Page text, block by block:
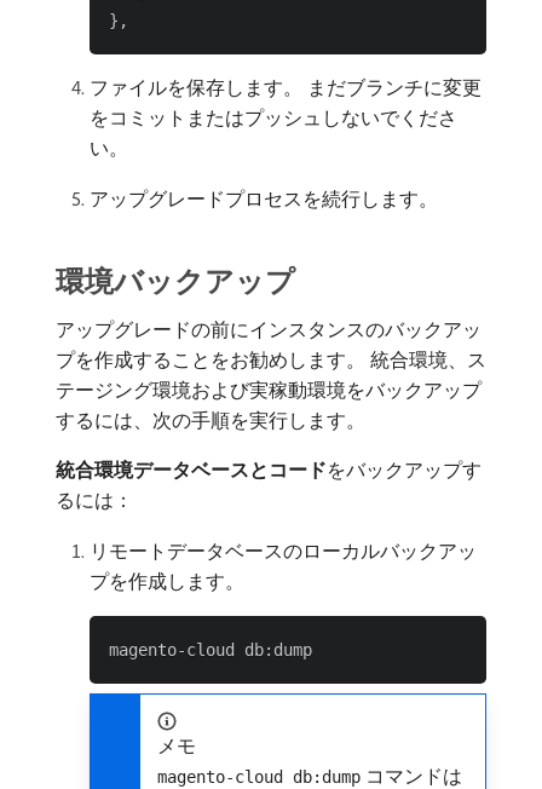
ファイルを保存します。 まだブランチに変更
をコミットまたはプッシュしないでくださ
い。
アップグレードプロセスを続行します。
環境バックアップ
アップグレードの前にインスタンスのバックアッ
プを作成することをお勧めします。 統合環境、ス
テージング環境および実稼動環境をバックアップ
するには、次の手順を実行します。
統合環境データベースとコード​をバックアップす
るには：
リモートデータベースのローカルバックアッ
プを作成します。
メモ
magento-cloud db:dump コマンドは